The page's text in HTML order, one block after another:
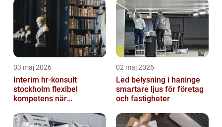
03 maj 2026
Interim hr-konsult
stockholm flexibel
kompetens när
stöd
02 maj 2026
Led belysning i haninge
smartare ljus för företag
och fastigheter